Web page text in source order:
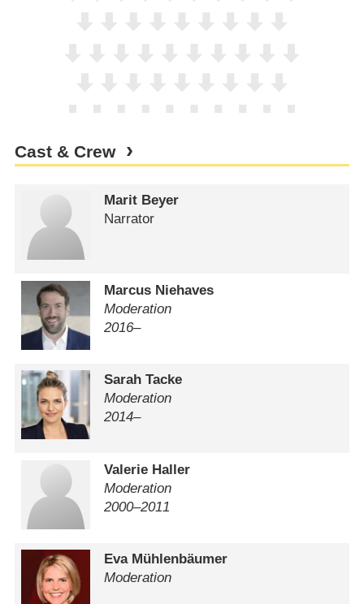
Cast & Crew
Marit Beyer
Narrator
Marcus Niehaves
Moderation
2016–
Sarah Tacke
Moderation
2014–
Valerie Haller
Moderation
2000⁠–⁠2011
Eva Mühlenbäumer
Moderation